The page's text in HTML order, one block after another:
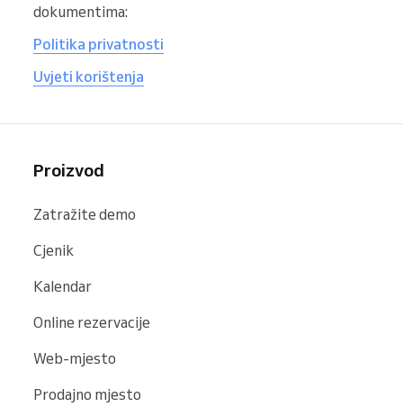
dokumentima:
Politika privatnosti
Uvjeti korištenja
Proizvod
Zatražite demo
Cjenik
Kalendar
Online rezervacije
Web-mjesto
Prodajno mjesto